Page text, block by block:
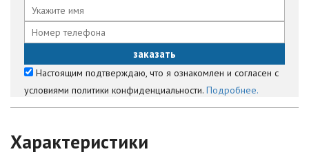
Настоящим подтверждаю, что я ознакомлен и согласен с
условиями политики конфиденциальности. Подробнее.
Характеристики